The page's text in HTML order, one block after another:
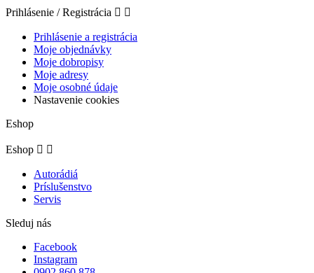
Prihlásenie / Registrácia  
Prihlásenie a registrácia
Moje objednávky
Moje dobropisy
Moje adresy
Moje osobné údaje
Nastavenie cookies
Eshop
Eshop  
Autorádiá
Príslušenstvo
Servis
Sleduj nás
Facebook
Instagram